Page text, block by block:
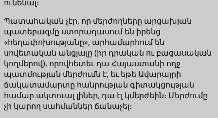
ունենալ։
Պատահական չէր, որ մերժողները արցախյան
պատերազմը ստորադասում են իրենց
«հեղափոխությանը», արհամարհում են
սովետական անցյալը (իր դրական ու բացասական
կողմերով), որովհետեւ դա Հայաստանի ողջ
պատմության մերժումն է, եւ եթե Ավարայրի
ճակատամարտը հանրության գիտակցության
համար ակտուալ լիներ, դա էլ կմերժեին։ Մերժումը
չի կարող սահմաններ ճանաչել։